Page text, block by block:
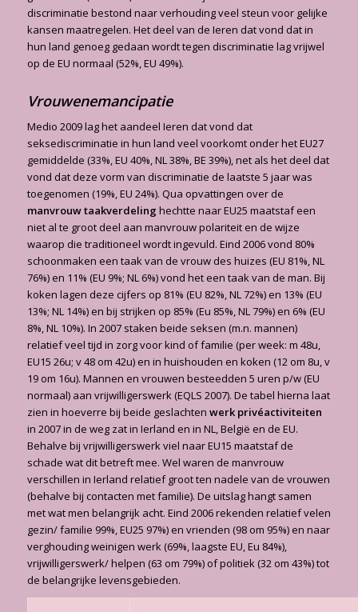
discriminatie bestond naar verhouding veel steun voor gelijke
kansen maatregelen. Het deel van de Ieren dat vond dat in
hun land genoeg gedaan wordt tegen discriminatie lag vrijwel
op de EU normaal (52%, EU 49%).
Vrouwenemancipatie
Medio 2009 lag het aandeel Ieren dat vond dat
seksediscriminatie in hun land veel voorkomt onder het EU27
gemiddelde (33%, EU 40%, NL 38%, BE 39%), net als het deel dat
vond dat deze vorm van discriminatie de laatste 5 jaar was
toegenomen (19%, EU 24%). Qua opvattingen over de
manvrouw taakverdeling hechtte naar EU25 maatstaf een
niet al te groot deel aan manvrouw polariteit en de wijze
waarop die traditioneel wordt ingevuld. Eind 2006 vond 80%
schoonmaken een taak van de vrouw des huizes (EU 81%, NL
76%) en 11% (EU 9%; NL 6%) vond het een taak van de man. Bij
koken lagen deze cijfers op 81% (EU 82%, NL 72%) en 13% (EU
13%; NL 14%) en bij strijken op 85% (Eu 85%, NL 79%) en 6% (EU
8%, NL 10%). In 2007 staken beide seksen (m.n. mannen)
relatief veel tijd in zorg voor kind of familie (per week: m 48u,
EU15 26u; v 48 om 42u) en in huishouden en koken (12 om 8u, v
19 om 16u). Mannen en vrouwen besteedden 5 uren p/w (EU
normaal) aan vrijwilligerswerk (EQLS 2007). De tabel hierna laat
zien in hoeverre bij beide geslachten werk privéactiviteiten
in 2007 in de weg zat in Ierland en in NL, België en de EU.
Behalve bij vrijwilligerswerk viel naar EU15 maatstaf de
schade wat dit betreft mee. Wel waren de manvrouw
verschillen in Ierland relatief groot ten nadele van de vrouwen
(behalve bij contacten met familie). De uitslag hangt samen
met wat men belangrijk acht. Eind 2006 rekenden relatief velen
gezin/ familie 99%, EU25 97%) en vrienden (98 om 95%) en naar
verghouding weinigen werk (69%, laagste EU, Eu 84%),
vrijwilligerswerk/ helpen (63 om 79%) of politiek (32 om 43%) tot
de belangrijke levensgebieden.